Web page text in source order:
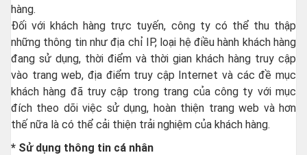
hàng.
Đối với khách hàng trực tuyến, công ty có thể thu thập
những thông tin như địa chỉ IP, loại hệ điều hành khách hàng
đang sử dụng, thời điểm và thời gian khách hàng truy cập
vào trang web, địa điểm truy cập Internet và các đề mục
khách hàng đã truy cập trong trang của công ty với mục
đích theo dõi việc sử dụng, hoàn thiện trang web và hơn
thế nữa là có thể cải thiện trải nghiệm của khách hàng.
* Sử dụng thông tin cá nhân